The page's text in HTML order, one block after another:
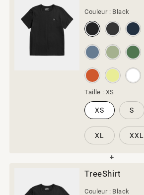
Couleur : Black
Taille : XS
XS S
XL XXL
TreeShirt
Couleur : Black